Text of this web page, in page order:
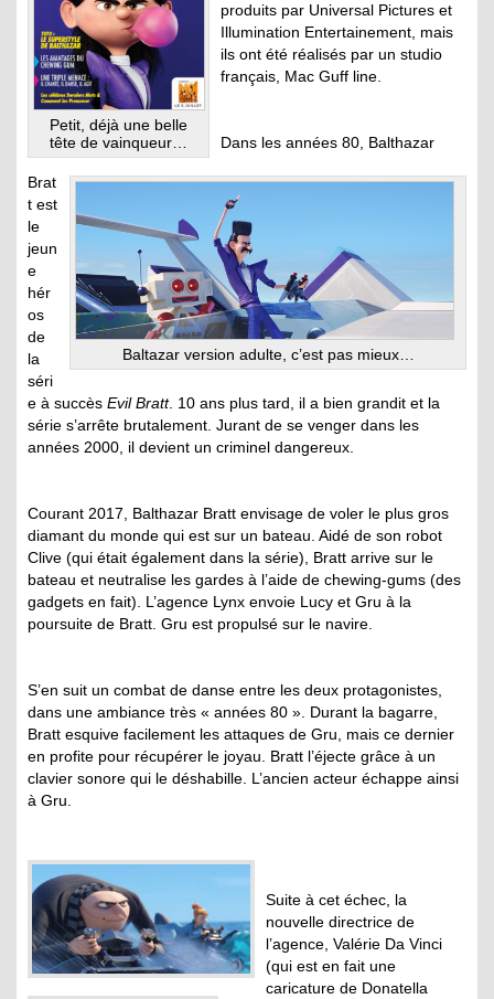
Petit, déjà une belle
tête de vainqueur…
produits par Universal Pictures et
Illumination Entertainement, mais
ils ont été réalisés par un studio
français, Mac Guff line.
Baltazar version adulte, c’est pas mieux…
Dans les années 80, Balthazar
Brat
t est
le
jeun
e
hér
os
de
la
séri
e à succès Evil Bratt. 10 ans plus tard, il a bien grandit et la
série s’arrête brutalement. Jurant de se venger dans les
années 2000, il devient un criminel dangereux.
Courant 2017, Balthazar Bratt envisage de voler le plus gros
diamant du monde qui est sur un bateau. Aidé de son robot
Clive (qui était également dans la série), Bratt arrive sur le
bateau et neutralise les gardes à l’aide de chewing-gums (des
gadgets en fait). L’agence Lynx envoie Lucy et Gru à la
poursuite de Bratt. Gru est propulsé sur le navire.
S’en suit un combat de danse entre les deux protagonistes,
dans une ambiance très « années 80 ». Durant la bagarre,
Bratt esquive facilement les attaques de Gru, mais ce dernier
en profite pour récupérer le joyau. Bratt l’éjecte grâce à un
clavier sonore qui le déshabille. L’ancien acteur échappe ainsi
à Gru.
Suite à cet échec, la
nouvelle directrice de
l’agence, Valérie Da Vinci
(qui est en fait une
caricature de Donatella